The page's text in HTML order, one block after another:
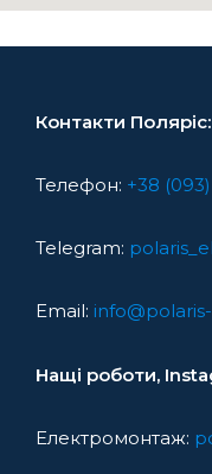
Контакти Поляріс:
Телефон: +38
Telegram:
Email:
Нащі роботи,
Електромонтаж: